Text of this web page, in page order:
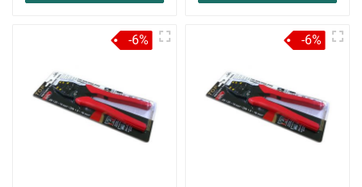
-6% -6%